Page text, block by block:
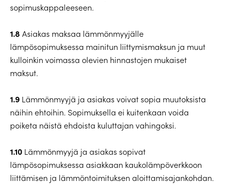
sopimuskappaleeseen.
1.8 Asiakas maksaa lämmönmyyjälle
lämpösopimuksessa mainitun liittymismaksun ja muut
kulloinkin voimassa olevien hinnastojen mukaiset
maksut.
1.9 Lämmönmyyjä ja asiakas voivat sopia muutoksista
näihin ehtoihin. Sopimuksella ei kuitenkaan voida
poiketa näistä ehdoista kuluttajan vahingoksi.
1.10 Lämmönmyyjä ja asiakas sopivat
lämpösopimuksessa asiakkaan kaukolämpöverkkoon
liittämisen ja lämmöntoimituksen aloittamisajankohdan.